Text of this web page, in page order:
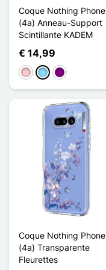
Coque Nothing Phone
(4a) Anneau-Support
Scintillante KADEM
€ 14,99
RozeLicht Blauw
Purper
Coque Nothing Phone
(4a) Transparente
Fleurettes